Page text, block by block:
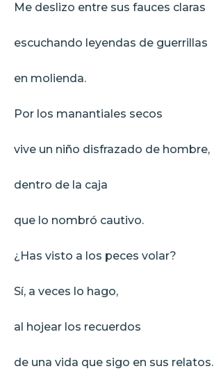
Me deslizo entre sus fauces claras
escuchando leyendas de guerrillas
en molienda.
Por los manantiales secos
vive un niño disfrazado de hombre,
dentro de la caja
que lo nombró cautivo.
¿Has visto a los peces volar?
Sí, a veces lo hago,
al hojear los recuerdos
de una vida que sigo en sus relatos.